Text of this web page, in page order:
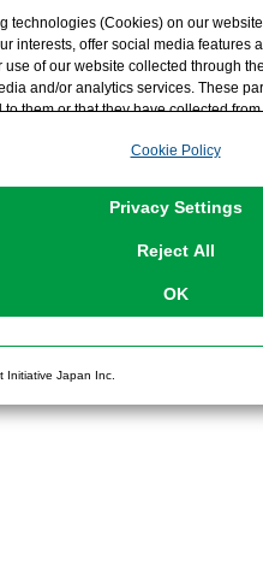
technologies (Cookies) on our
interests, offer social media features
of our website collected through
and/or analytics services. These
them or that they have collected
Necessary Cookies, please
settings at any time via
Cookie Policy
Privacy Settings
Reject All
OK
Initiative Japan Inc.